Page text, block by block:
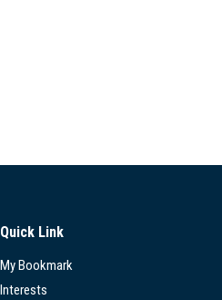
Quick Link
My Bookmark
Interests